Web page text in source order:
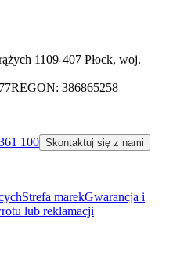
1109-407 Płock, woj.
REGON: 386865258
100 Skontaktuj się z nami
Strefa marekGwarancja i
lub reklamacji